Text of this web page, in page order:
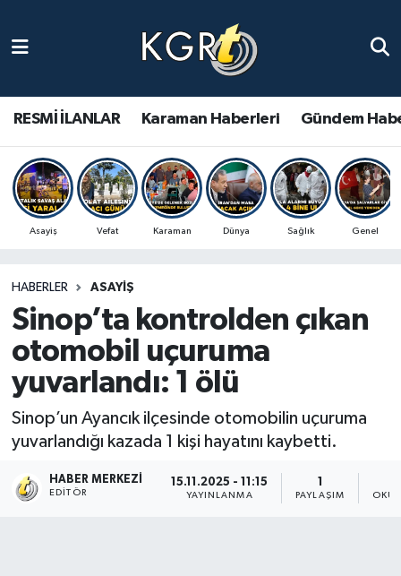
RESMİ İLANLAR Karaman Haberleri Gündem
Asayiş Vefat Karaman Dünya Sağlık Genel
HABERLER ASAYIŞ
Sinop’ta kontrolden çıkan
otomobil uçuruma
yuvarlandı: 1 ölü
Sinop’un Ayancık ilçesinde otomobilin uçuruma
yuvarlandığı kazada 1 kişi hayatını kaybetti.
HABER MERKEZI
EDITÖR
15.11.2025 - 11:15
YAYINLANMA
1
PAYLAŞIM
Gündem Haberleri
Güncel Haberler
Spor Haberleri
Ulusal Haberler
Vefat Edenler